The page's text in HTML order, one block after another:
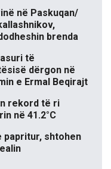
në Paskuqan/
brenda
të
dërgon në
e Ermal Beqirajt
rekord të ri
në 41.2°C
papritur, shtohen